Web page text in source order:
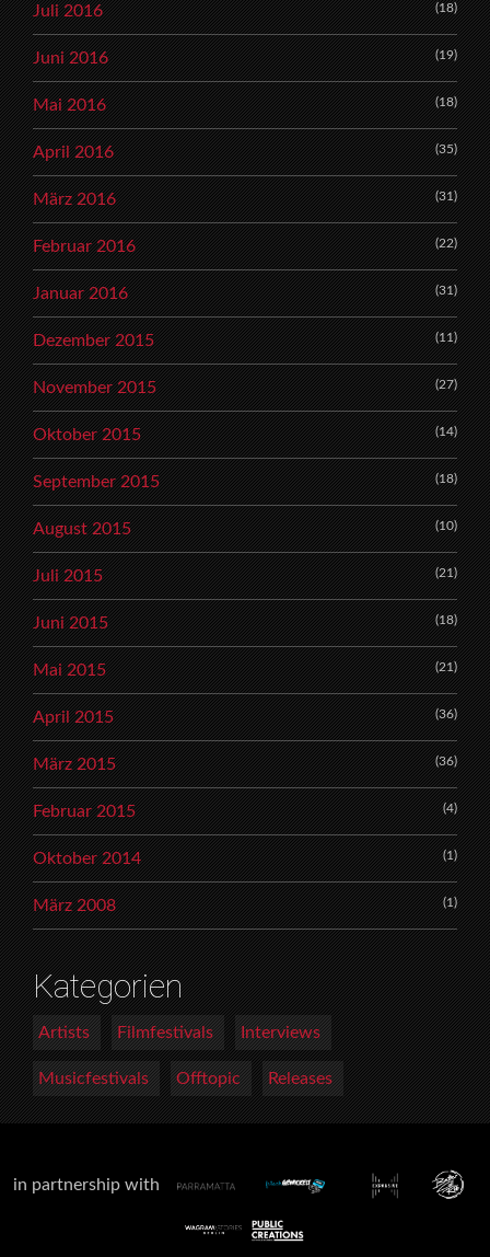
Juli 2016 (18)
Juni 2016 (19)
Mai 2016 (18)
April 2016 (35)
März 2016 (31)
Februar 2016 (22)
Januar 2016 (31)
Dezember 2015 (11)
November 2015 (27)
Oktober 2015 (14)
September 2015 (18)
August 2015 (10)
Juli 2015 (21)
Juni 2015 (18)
Mai 2015 (21)
April 2015 (36)
März 2015 (36)
Februar 2015 (4)
Oktober 2014 (1)
März 2008 (1)
Kategorien
Artists Filmfestivals Interviews
Musicfestivals Offtopic Releases
in partnership with